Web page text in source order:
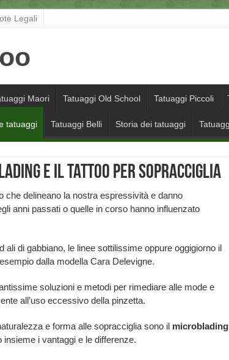
Legali
Maori Tatuaggi Old School Tatuaggi Piccoli
tatuaggi Tatuaggi Belli Storia dei tatuaggi
e il tattoo per sopracciglia
che delineano la nostra espressività e danno
anni passati o quelle in corso hanno influenzato
di gabbiano, le linee sottilissime oppure oggigiorno il
dalla modella Cara Delevigne.
soluzioni e metodi per rimediare alle mode e
all’uso eccessivo della pinzetta.
e forma alle sopracciglia sono il microblading
insieme i vantaggi e le differenze.